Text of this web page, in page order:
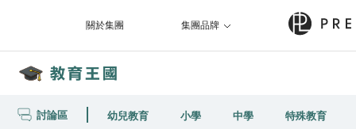
關於集團 集團品牌
討論區 幼兒教育 小學 中學 特殊教育